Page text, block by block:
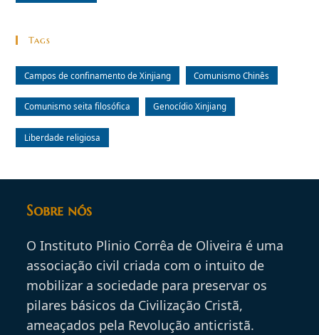
Tags
Campos de confinamento de Xinjiang Comunismo Chinês
Comunismo seita filosófica Genocídio Xinjiang
Liberdade religiosa
Sobre nós
O Instituto Plinio Corrêa de Oliveira é uma
associação civil criada com o intuito de
mobilizar a sociedade para preservar os
pilares básicos da Civilização Cristã,
ameaçados pela Revolução anticristã.